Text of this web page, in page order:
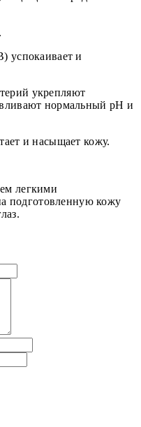
успокаивает и
укрепляют
нормальный pH и
и насыщает кожу.
легкими
подготовленную кожу